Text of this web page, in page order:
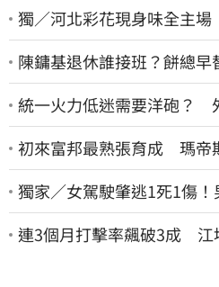
獨／河北彩花現身味全主
陳鏞基退休誰接班？餅總早
統一火力低迷需要洋砲？
初來富邦最熟張育成 瑪帝
獨家／女駕駛肇逃1死1傷
撞 媽淚：家快瓦解
連3個月打擊率飆破3成 江